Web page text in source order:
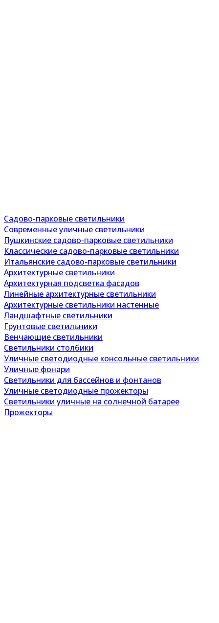
Садово-парковые светильники
Современные уличные светильники
Пушкинские садово-парковые светильники
Классические садово-парковые светильники
Итальянские садово-парковые светильники
Архитектурные светильники
Архитектурная подсветка фасадов
Линейные архитектурные светильники
Архитектурные светильники настенные
Ландшафтные светильники
Грунтовые светильники
Венчающие светильники
Светильники столбики
Уличные светодиодные консольные светильники
Уличные фонари
Светильники для бассейнов и фонтанов
Уличные светодиодные прожекторы
Светильники уличные на солнечной батарее
Прожекторы